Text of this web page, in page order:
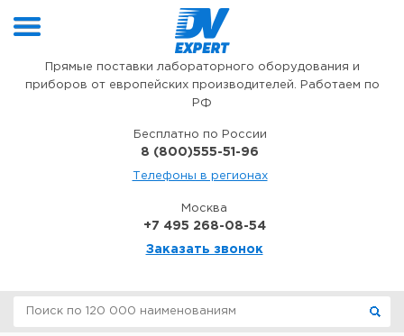
Прямые поставки лабораторного оборудования и
приборов от европейских производителей. Работаем по
РФ
Бесплатно по России
8 (800)555-51-96
Телефоны в регионах
Москва
+7 495 268-08-54
Заказать звонок